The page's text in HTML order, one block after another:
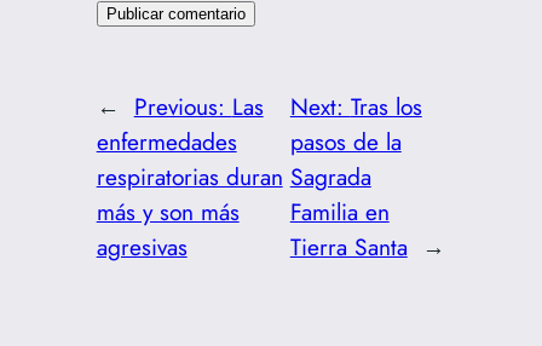
← Previous: Las
enfermedades
respiratorias duran
más y son más
agresivas
Next: Tras los
pasos de la
Sagrada
Familia en
Tierra Santa →